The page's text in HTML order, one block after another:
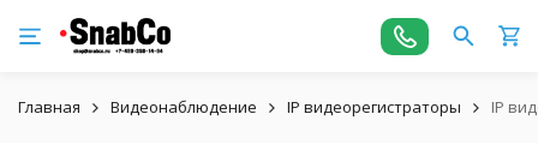
Главная Видеонаблюдение IP видеорегистраторы IP